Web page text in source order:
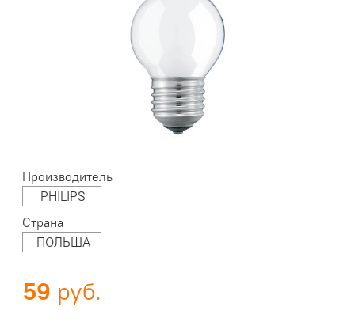
Производитель
PHILIPS
Страна
ПОЛЬША
59